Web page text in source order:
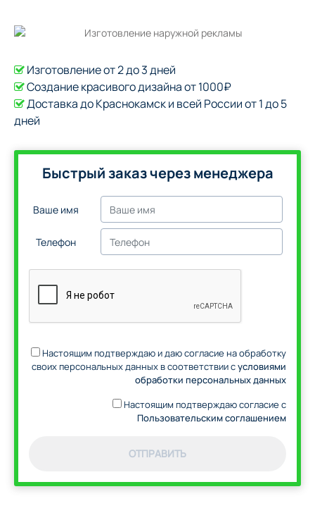
Изготовление от 2 до 3 дней
Создание красивого дизайна от 1000₽
Доставка до Краснокамск и всей России от 1 до 5
дней
Быстрый заказ через менеджера
Ваше имя
Телефон
Настоящим подтверждаю и даю согласие на обработку
своих персональных данных в соответствии сусловиями
обработки персональных данных
Настоящим подтверждаю согласие с
Пользовательским соглашением
ОТПРАВИТЬ